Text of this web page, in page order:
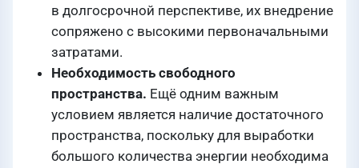
в долгосрочной перспективе, их внедрение
сопряжено с высокими первоначальными
затратами.
Необходимость свободного
пространства. Ещё одним важным
условием является наличие достаточного
пространства, поскольку для выработки
большого количества энергии необходима